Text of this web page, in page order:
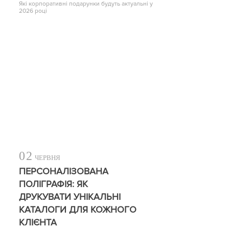
Які корпоративні подарунки будуть актуальні у
2026 році
02 ЧЕРВНЯ
ПЕРСОНАЛІЗОВАНА
ПОЛІГРАФІЯ: ЯК
ДРУКУВАТИ УНІКАЛЬНІ
КАТАЛОГИ ДЛЯ КОЖНОГО
КЛІЄНТА